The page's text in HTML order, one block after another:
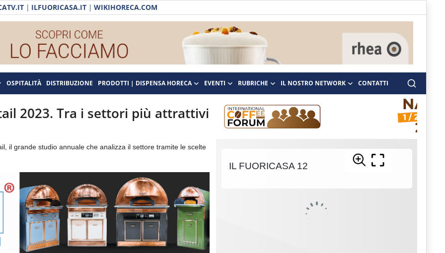
| ILFUORICASA.IT | WIKIHORECA.COM
OSPITALITÀ DISTRIBUZIONE PRODOTTI | DISPENSA HORECA EVENTI RUBRICHE IL NOSTRO NETWORK CONTATTI
2023. Tra i settori più attrattivi
il grande studio annuale che analizza il settore tramite le scelte